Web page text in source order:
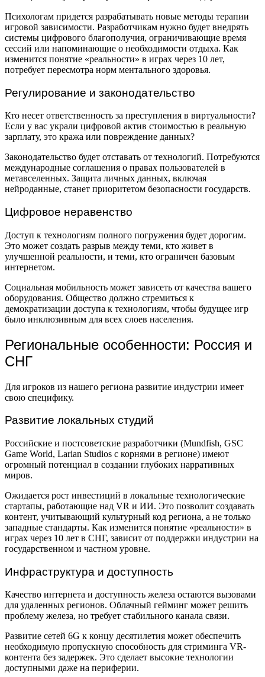
Психологам придется разрабатывать новые методы терапии
игровой зависимости. Разработчикам нужно будет внедрять
системы цифрового благополучия, ограничивающие время
сессий или напоминающие о необходимости отдыха. Как
изменится понятие «реальности» в играх через 10 лет,
потребует пересмотра норм ментального здоровья.
Регулирование и законодательство
Кто несет ответственность за преступления в виртуальности?
Если у вас украли цифровой актив стоимостью в реальную
зарплату, это кража или повреждение данных?
Законодательство будет отставать от технологий. Потребуются
международные соглашения о правах пользователей в
метавселенных. Защита личных данных, включая
нейроданные, станет приоритетом безопасности государств.
Цифровое неравенство
Доступ к технологиям полного погружения будет дорогим.
Это может создать разрыв между теми, кто живет в
улучшенной реальности, и теми, кто ограничен базовым
интернетом.
Социальная мобильность может зависеть от качества вашего
оборудования. Общество должно стремиться к
демократизации доступа к технологиям, чтобы будущее игр
было инклюзивным для всех слоев населения.
Региональные особенности: Россия и
СНГ
Для игроков из нашего региона развитие индустрии имеет
свою специфику.
Развитие локальных студий
Российские и постсоветские разработчики (Mundfish, GSC
Game World, Larian Studios с корнями в регионе) имеют
огромный потенциал в создании глубоких нарративных
миров.
Ожидается рост инвестиций в локальные технологические
стартапы, работающие над VR и ИИ. Это позволит создавать
контент, учитывающий культурный код региона, а не только
западные стандарты. Как изменится понятие «реальности» в
играх через 10 лет в СНГ, зависит от поддержки индустрии на
государственном и частном уровне.
Инфраструктура и доступность
Качество интернета и доступность железа остаются вызовами
для удаленных регионов. Облачный гейминг может решить
проблему железа, но требует стабильного канала связи.
Развитие сетей 6G к концу десятилетия может обеспечить
необходимую пропускную способность для стриминга VR-
контента без задержек. Это сделает высокие технологии
доступными даже на периферии.